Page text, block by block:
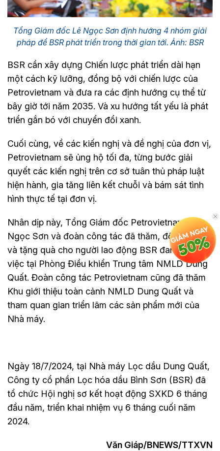
Tổng Giám đốc Lê Ngọc Sơn định hướng 4 nhóm giải
pháp để BSR phát triển trong thời gian tới. Ảnh: BSR
BSR cần xây dựng Chiến lược phát triển dài hạn
một cách kỹ lưỡng, đồng bộ với chiến lược của
Petrovietnam và đưa ra các định hướng cụ thể từ
bây giờ tới năm 2035. Và xu hướng tất yếu là phát
triển gắn bó với chuyển đổi xanh.
Cuối cùng, về các kiến nghị và đề nghị của đơn vị,
Petrovietnam sẽ ủng hộ tối đa, từng bước giải
quyết các kiến nghị trên cơ sở tuân thủ pháp luật
hiện hành, gia tăng liên kết chuỗi và bám sát tình
hình thực tế tại đơn vị.
Nhân dịp này, Tổng Giám đốc Petrovietnam Lê
Ngọc Sơn và đoàn công tác đã thăm, động viên
và tặng quà cho người lao động BSR đang làm
việc tại Phòng Điều khiển Trung tâm NMLD Dung
Quất. Đoàn công tác Petrovietnam cũng đã thăm
Khu giới thiệu toàn cảnh NMLD Dung Quất và
tham quan gian triển lãm các sản phẩm mới của
Nhà máy.
Ngày 18/7/2024, tại Nhà máy Lọc dầu Dung Quất,
Công ty cổ phần Lọc hóa dầu Bình Sơn (BSR) đã
tổ chức Hội nghị sơ kết hoạt động SXKD 6 tháng
đầu năm, triển khai nhiệm vụ 6 tháng cuối năm
2024.
Văn Giáp/BNEWS/TTXVN